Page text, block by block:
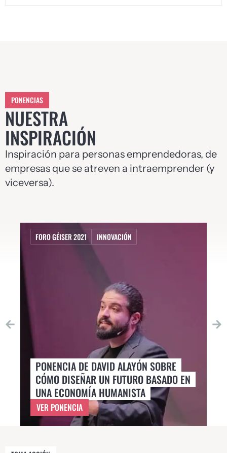
PONENCIAS
NUESTRA
INSPIRACIÓN
Inspiración para personas emprendedoras, de
empresas que se atreven a intraemprender (y
viceversa).
FORO GÉISER 2021 INNOVACIÓN
PONENCIA DE DAVID ALAYÓN SOBRE
CÓMO DISEÑAR UN FUTURO BASADO EN
UNA ECONOMÍA HUMANISTA
VER PONENCIA